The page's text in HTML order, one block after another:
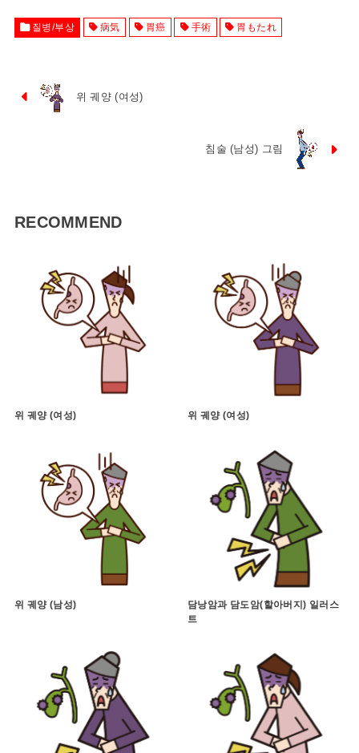
질병/부상 病気 胃癌 手術 胃もたれ
위 궤양 (여성)
침술 (남성) 그림
RECOMMEND
위 궤양 (여성) 위 궤양 (여성)
위 궤양 (남성)
담낭암과 담도암(할아버지) 일러스
트